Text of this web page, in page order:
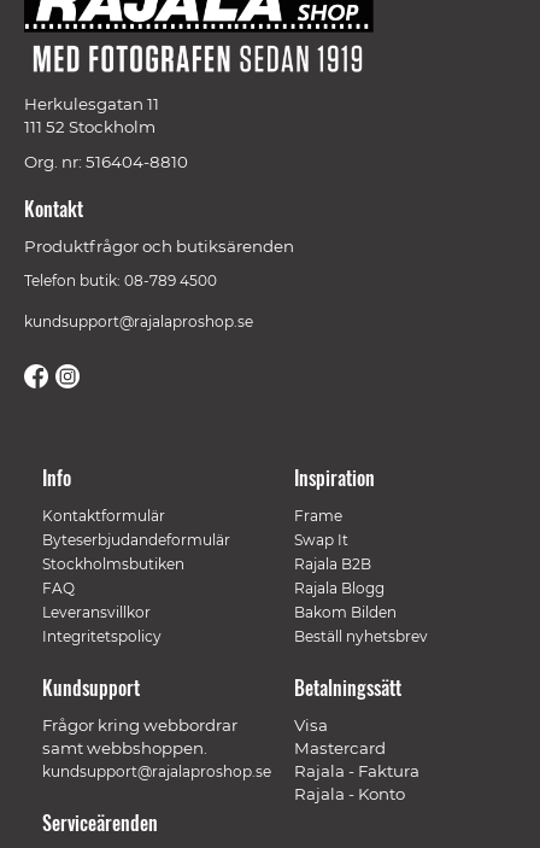
Herkulesgatan 11
111 52 Stockholm
Org. nr: 516404-8810
Kontakt
Produktfrågor och butiksärenden
Telefon butik: 08-789 4500
kundsupport@rajalaproshop.se
Info
Kontaktformulär
Byteserbjudandeformulär
Stockholmsbutiken
FAQ
Leveransvillkor
Integritetspolicy
Inspiration
Frame
Swap It
Rajala B2B
Rajala Blogg
Bakom Bilden
Beställ nyhetsbrev
Betalningssätt
Visa
Mastercard
Rajala - Faktura
Rajala - Konto
Kundsupport
Frågor kring webbordrar
samt webbshoppen.
kundsupport@rajalaproshop.se
Serviceärenden